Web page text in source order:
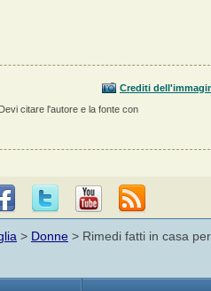
Crediti
citare l'autore e la fonte con
> Donne > Rimedi fatti in casa per